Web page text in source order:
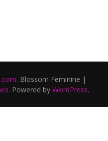
. Blossom Feminine |
. Powered by WordPress.